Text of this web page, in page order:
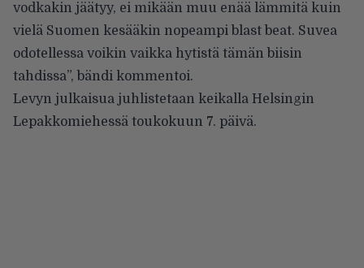
vodkakin jäätyy, ei mikään muu enää lämmitä kuin
vielä Suomen kesääkin nopeampi blast beat. Suvea
odotellessa voikin vaikka hytistä tämän biisin
tahdissa”, bändi kommentoi.
Levyn julkaisua juhlistetaan keikalla Helsingin
Lepakkomiehessä toukokuun 7. päivä.